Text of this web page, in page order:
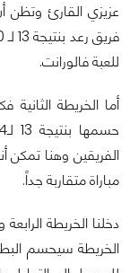
عزيزي القارئ وتظن
للعبة فالورانت.
أما الخريطة
مباراة متقاربة جداً.
دخلنا الخريطة
الخريطة سيحسم